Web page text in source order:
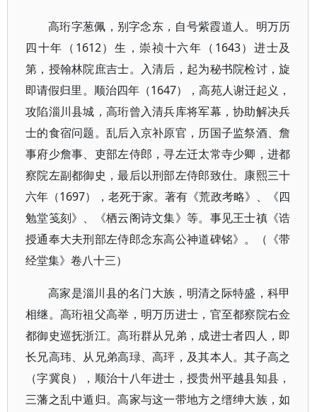
高珩字葱佩，别字念东，自号紫霞道人。明万历
四十年（1612）生，崇祯十六年（1643）进士及
第，授翰林院庶吉士。入清后，起为秘书院检讨，旋
即请假归里。顺治四年（1647），高苑人谢迁起义，
攻陷淄川县城，高珩曾入清兵库将军幕，协助解决兵
士的食宿问题。乱后入京补原官，历国子监祭酒、詹
事府少詹事、吏部左侍郎，寻左迁太常寺少卿，进都
察院左副都御史，最后以刑部左侍郎致仕。康熙三十
六年（1697），老死于家。著有《荒政考略》、《四
勉堂笺刻》、《栖云阁诗文集》等。事见王士禛《诰
授通奉大夫刑部左侍郎念东高公神道碑铭》。（《带
经堂集》卷八十三）
高家是淄川县的名门大族，明清之际特盛，科甲
相继。高珩祖父高举，明万历进士，官至都察院右佥
都御史巡抚浙江。高珩群从兄弟，成进士者四人，即
长兄高玮、从兄弟高琭、高玶，及其本人。其子高之
（字冀良），顺治十八年进士，授贵州平越县知县，
三藩之乱中遁归。高家与这一带地方之缙绅大族，如